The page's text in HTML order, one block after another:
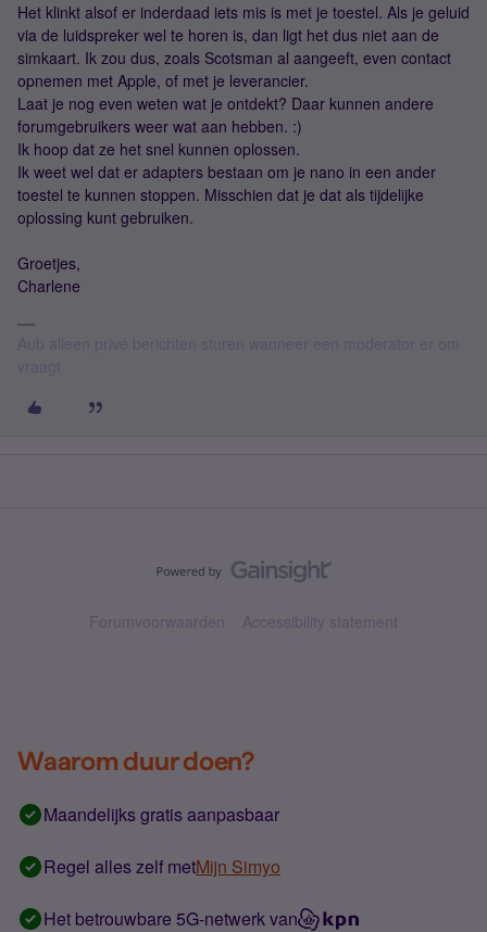
Het klinkt alsof er inderdaad iets mis is met je toestel. Als je geluid
via de luidspreker wel te horen is, dan ligt het dus niet aan de
simkaart. Ik zou dus, zoals Scotsman al aangeeft, even contact
opnemen met Apple, of met je leverancier.
Laat je nog even weten wat je ontdekt? Daar kunnen andere
forumgebruikers weer wat aan hebben. :)
Ik hoop dat ze het snel kunnen oplossen.
Ik weet wel dat er adapters bestaan om je nano in een ander
toestel te kunnen stoppen. Misschien dat je dat als tijdelijke
oplossing kunt gebruiken.
Groetjes,
Charlene
Forumvoorwaarden Accessibility statement
Waarom duur doen?
Maandelijks gratis aanpasbaar
Regel alles zelf metMijn Simyo
Het betrouwbare 5G-netwerk van